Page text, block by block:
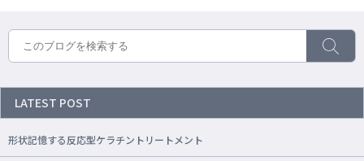
LATEST POST
形状記憶する反応型ケラチントリートメント